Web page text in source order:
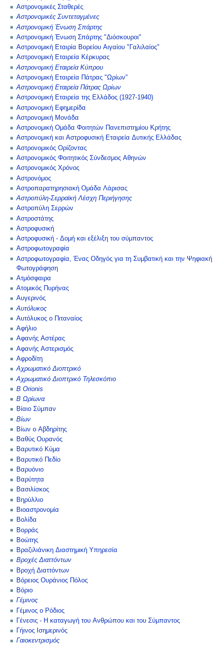
Αστρονομικές Σταθερές
Αστρονομικές Συντεταγμένες
Αστρονομική Ένωση Σπάρτης
Αστρονομική Ένωση Σπάρτης "Διόσκουροι"
Αστρονομική Εταιρία Βορείου Αιγαίου "Γαλιλαίος"
Αστρονομική Εταιρεία Κέρκυρας
Αστρονομική Εταιρεία Κύπρου
Αστρονομική Εταιρεία Πάτρας "Ωρίων"
Αστρονομική Εταιρεία Πάτρας Ωρίων
Αστρονομική Εταιρεία της Ελλάδος (1927-1940)
Αστρονομική Εφημερίδα
Αστρονομική Μονάδα
Αστρονομική Ομάδα Φοιτητών Πανεπιστημίου Κρήτης
Αστρονομική και Αστροφυσική Εταιρεία Δυτικής Ελλάδας
Αστρονομικός Ορίζοντας
Αστρονομικός Φοιτητικός Σύνδεσμος Αθηνών
Αστρονομικός Χρόνος
Αστρονόμος
Αστροπαρατηρησιακή Ομάδα Λάρισας
Αστροπύλη-Σερραϊκή Λέσχη Περιήγησης
Αστροπύλη Σερρών
Αστροστάτης
Αστροφυσική
Αστροφυσική - Δομή και εξέλιξη του σύμπαντος
Αστροφωτογραφία
Αστροφωτογραφία, Ένας Οδηγός για τη Συμβατική και την Ψηφιακή
Φωτογράφηση
Ατμόσφαιρα
Ατομικός Πυρήνας
Αυγερινός
Αυτόλυκος
Αυτόλυκος ο Πιταναίος
Αφήλιο
Αφανής Αστέρας
Αφανής Αστερισμός
Αφροδίτη
Αχρωματικό Διοπτρικό
Αχρωματικό Διοπτρικό Τηλεσκόπιο
Β Orionis
Β Ωρίωνα
Βίαιο Σύμπαν
Βίων
Βίων ο Αβδηρίτης
Βαθύς Ουρανός
Βαρυτικό Κύμα
Βαρυτικό Πεδίο
Βαρυόνιο
Βαρύτητα
Βασιλίσκος
Βηρύλλιο
Βιοαστρονομία
Βολίδα
Βορράς
Βοώτης
Βραζιλιάνικη Διαστημική Υπηρεσία
Βροχές Διαττόντων
Βροχή Διαττόντων
Βόρειος Ουράνιος Πόλος
Βόριο
Γέμινος
Γέμινος ο Ρόδιος
Γένεσις - Η καταγωγή του Ανθρώπου και του Σύμπαντος
Γήινος Ισημερινός
Γαιοκεντρισμός